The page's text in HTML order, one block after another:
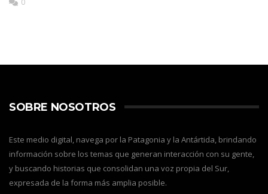
SOBRE NOSOTROS
Este medio digital, navega por la Patagonia y la Antártida, brindando
información sobre los temas que generan interacción con su gente,
y buscando historias que consolidan una voz propia del Sur,
expresada de la forma más amplia posible.